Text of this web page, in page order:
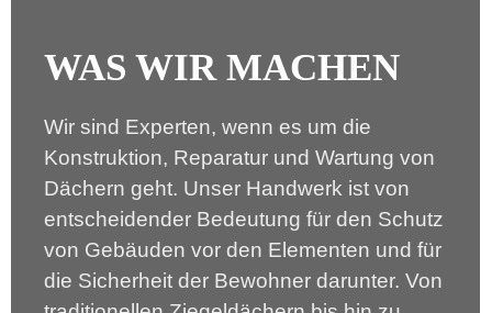
WAS WIR MACHEN
Wir sind Experten, wenn es um die
Konstruktion, Reparatur und Wartung von
Dächern geht. Unser Handwerk ist von
entscheidender Bedeutung für den Schutz
von Gebäuden vor den Elementen und für
die Sicherheit der Bewohner darunter. Von